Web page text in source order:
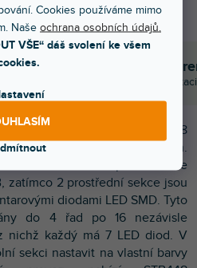
Cookies používáme mimo
Naše ochrana osobních údajů.
VŠE“ dáš svolení ke všem
Poradíme s
Chválí nás za komunikaci
LED lišta s celkem 448
oslnivý světelný výkon.
sekcí: horní a spodní sekce
zatímco 2 prostřední sekce jsou
diodami LED SMD. Tyto
do 4 řad po 16 nezávisle
nichž každý má 7 LED diod. V
sekci nastavit na vlastní barvy